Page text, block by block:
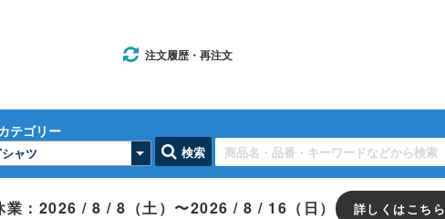
注文履歴・再注文
テゴリー
検索
業：2026 / 8 / 8（土）〜2026 / 8 / 16（日） 詳しくはこちら